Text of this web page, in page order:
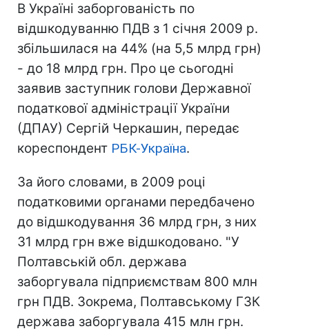
В Україні заборгованість по
відшкодуванню ПДВ з 1 січня 2009 р.
збільшилася на 44% (на 5,5 млрд грн)
- до 18 млрд грн. Про це сьогодні
заявив заступник голови Державної
податкової адміністрації України
(ДПАУ) Сергій Черкашин, передає
кореспондент РБК-Україна.
За його словами, в 2009 році
податковими органами передбачено
до відшкодування 36 млрд грн, з них
31 млрд грн вже відшкодовано. "У
Полтавській обл. держава
заборгувала підприємствам 800 млн
грн ПДВ. Зокрема, Полтавському ГЗК
держава заборгувала 415 млн грн.